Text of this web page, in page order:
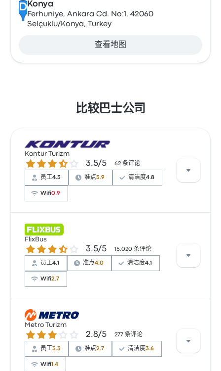
DKonya
Ferhuniye, Ankara Cd. No:1, 42060
Selçuklu/Konya, Turkey
查看地图
比较巴士公司
Kontur Turizm
3.5 / 5 星 3.5/5 62 条评论
员工4.3 准点3.9 清洁度4.8
Wifi0.9
根据 62 条评论，该公司在 Busbud 上被评为 3.5 颗星。
旅客对 车票资源 和 清洁度 特别满意，但对 无线上网 经
常有所抱怨。 Kontur Turizm 在此路线提供的票价为
¥224 起
FlixBus
3.5 / 5 星 3.5/5 15,020 条评论
员工4.1 准点4.0 清洁度4.1
Wifi2.7
根据 15020 条评论，该公司在 Busbud 上被评为 3.5 颗
星。旅客对 车票资源 和 温度 特别满意，但对 无线上网
经常有所抱怨。 FlixBus 在此路线提供的票价为 ¥233 起
Metro Turizm
2.8 / 5 星 2.8/5 277 条评论
员工3.3 准点2.7 清洁度3.6
Wifi1.4